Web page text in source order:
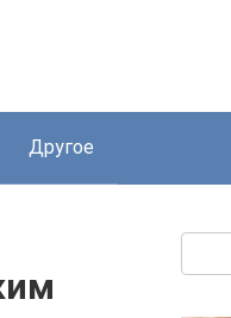
Другое